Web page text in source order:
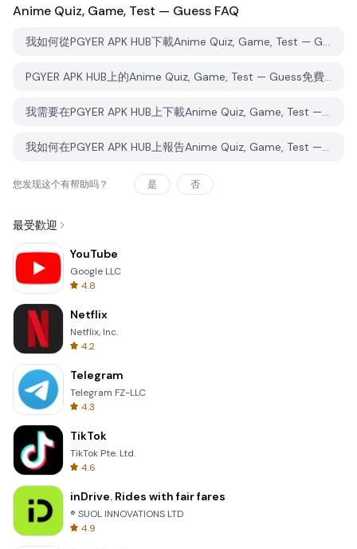
Anime Quiz, Game, Test — Guess FAQ
我如何從PGYER APK HUB下載Anime Quiz, Game, Test — Guess？
PGYER APK HUB上的Anime Quiz, Game, Test — Guess免費下載嗎？
我需要在PGYER APK HUB上下載Anime Quiz, Game, Test — Guess時需要帳戶嗎？
我如何在PGYER APK HUB上報告Anime Quiz, Game, Test — Guess的問題？
您发现这个有帮助吗？ 是 否
最受歡迎
YouTube
Google LLC
4.8
Netflix
Netflix, Inc.
4.2
Telegram
Telegram FZ-LLC
4.3
TikTok
TikTok Pte. Ltd.
4.6
inDrive. Rides with fair fares
® SUOL INNOVATIONS LTD
4.9